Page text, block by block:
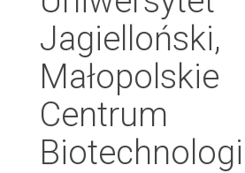
Jagielloński,
Małopolskie
Centrum